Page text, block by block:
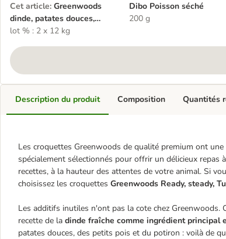
Cet article: Greenwoods
dinde, patates douces,
petits pois, potiron pour
lot % : 2 x 12 kg
Dibo Poisson séché
200 g
Description du produit
Les croquettes Greenwoods de qualité premium ont
spécialement sélectionnés pour offrir un délicieux
recettes, à la hauteur des attentes de votre animal. Si
choisissez les croquettes Greenwoods Ready, steady,
Les additifs inutiles n'ont pas la cote chez
recette de la dinde fraîche comme ingrédient principal
patates douces, des petits pois et du potiron : voilà de
Composition Quantités